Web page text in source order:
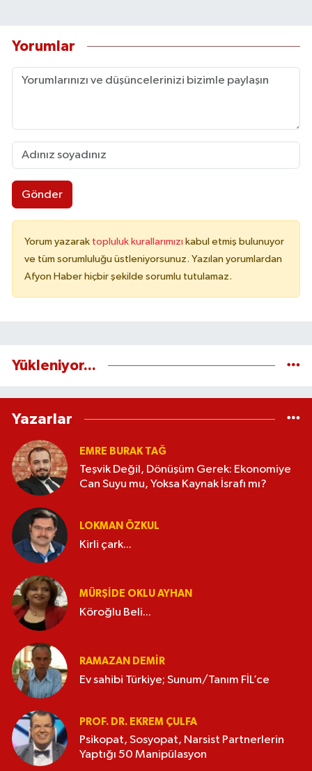
Yorumlar
Gönder
Yorum yazarak topluluk kurallarımızı kabul etmiş bulunuyor
ve tüm sorumluluğu üstleniyorsunuz. Yazılan yorumlardan
Afyon Haber hiçbir şekilde sorumlu tutulamaz.
Yükleniyor...
Yazarlar
EMRE BURAK TAĞ
Teşvik Değil, Dönüşüm Gerek: Ekonomiye
Can Suyu mu, Yoksa Kaynak İsrafı mı?
LOKMAN ÖZKUL
Kirli çark...
MÜRŞIDE OKLU AYHAN
Köroğlu Beli...
RAMAZAN DEMİR
Ev sahibi Türkiye; Sunum/Tanım FİL’ce
PROF. DR. EKREM ÇULFA
Psikopat, Sosyopat, Narsist Partnerlerin
Yaptığı 50 Manipülasyon